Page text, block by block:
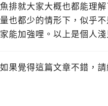
魚排就大家大概也都能理
量也都少的情形下，似乎
家能加強哩。以上是個人淺
如果覺得這篇文章不錯，